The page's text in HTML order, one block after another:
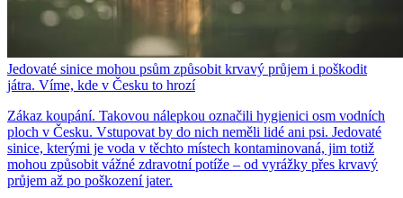
Jedovaté sinice mohou psům způsobit krvavý průjem i poškodit
játra. Víme, kde v Česku to hrozí
Zákaz koupání. Takovou nálepkou označili hygienici osm vodních
ploch v Česku. Vstupovat by do nich neměli lidé ani psi. Jedovaté
sinice, kterými je voda v těchto místech kontaminovaná, jim totiž
mohou způsobit vážné zdravotní potíže – od vyrážky přes krvavý
průjem až po poškození jater.